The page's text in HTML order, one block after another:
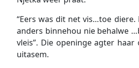
“Eers was dit net vis…toe diere.
anders binnehou nie behalwe
vleis”. Die openinge agter
uitasem.